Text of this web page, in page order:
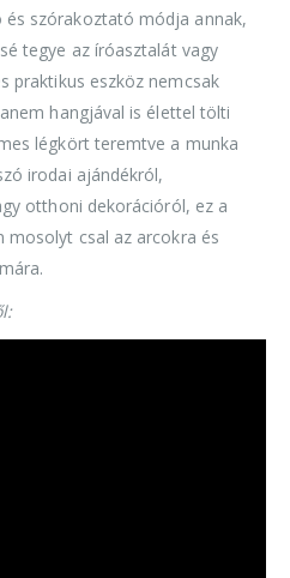
és szórakoztató módja annak,
tegye az íróasztalát vagy
praktikus eszköz nemcsak
hangjával is élettel tölti
légkört teremtve a munka
irodai ajándékról,
otthoni dekorációról, ez a
mosolyt csal az arcokra és